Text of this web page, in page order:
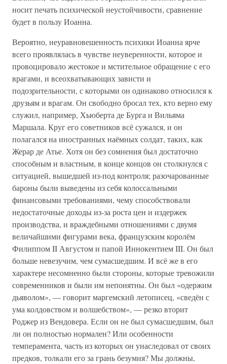
носит печать психической неустойчивости, сравнение
будет в пользу Иоанна.
Вероятно, неуравновешенность психики Иоанна ярче
всего проявлялась в чувстве неуверенности, которое и
провоцировало жестокое и мстительное обращение с его
врагами, и всеохватывающих зависти и
подозрительности, с которыми он одинаково относился к
друзьям и врагам. Он свободно бросал тех, кто верно ему
служил, например, Хьюберта де Бурга и Вильяма
Маршала. Круг его советников всё сужался, и он
полагался на иностранных наёмных солдат, таких, как
Жерар де Атье. Хотя он без сомнения был достаточно
способным и властным, в конце концов он столкнулся с
ситуацией, вышедшей из-под контроля; разочарованные
бароны были выведены из себя колоссальными
финансовыми требованиями, чему способствовали
недостаточные доходы из-за роста цен и издержек
производства, и враждебными отношениями с двумя
величайшими фигурами века, французским королём
Филиппом II Августом и папой Иннокентием III. Он был
больше невезучим, чем сумасшедшим. И всё же в его
характере несомненно были стороны, которые тревожили
современников и были им непонятны. Он был «одержим
дьяволом», — говорит маргемский летописец, «сведён с
ума колдовством и волшебством», — резко вторит
Роджер из Вендовера. Если он не был сумасшедшим, был
ли он полностью нормален? Или особенности
темперамента, часть из которых он унаследовал от своих
предков, толкали его за грань безумия? Мы должны,